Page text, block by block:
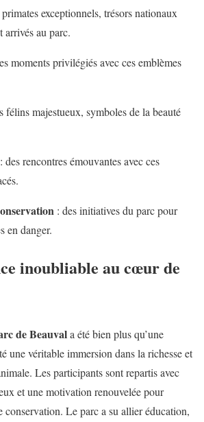
primates exceptionnels, trésors nationaux
arrivés au parc.
moments privilégiés avec ces emblèmes
félins majestueux, symboles de la beauté
: des rencontres émouvantes avec ces
: des initiatives du parc pour
en danger.
inoubliable au cœur de
de Beauvala été bien plus qu’une
une véritable immersion dans la richesse et
Les participants sont repartis avec
et une motivation renouvelée pour
conservation. Le parc a su allier éducation,